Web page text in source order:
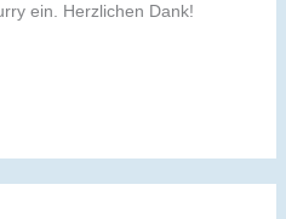
ein. Herzlichen Dank!